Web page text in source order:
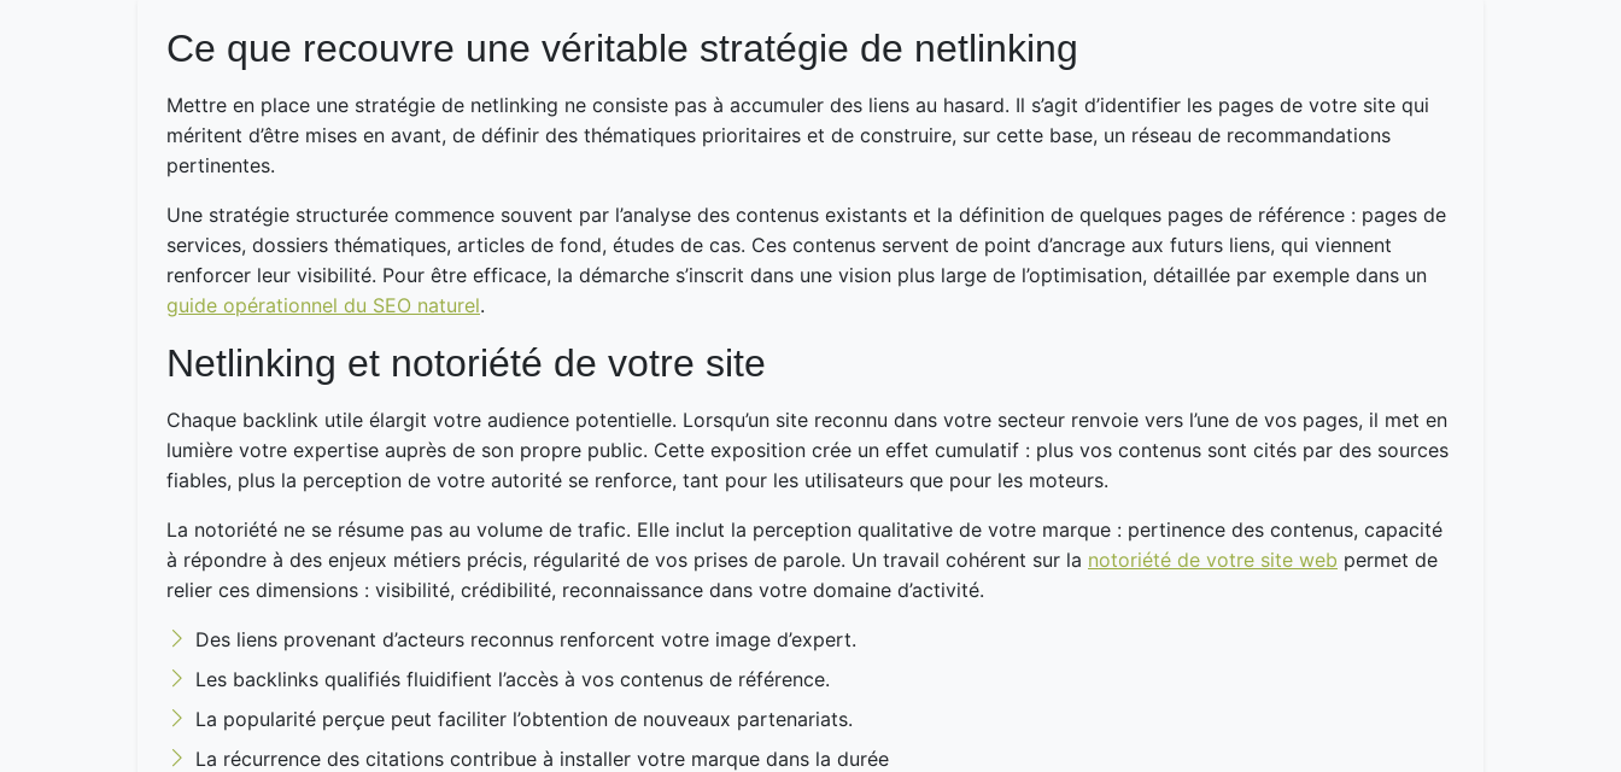
Ce que recouvre une véritable stratégie de netlinking
Mettre en place une stratégie de netlinking ne consiste pas à accumuler des liens au hasard. Il s’agit d’identifier les pages de votre site qui
méritent d’être mises en avant, de définir des thématiques prioritaires et de construire, sur cette base, un réseau de recommandations
pertinentes.
Une stratégie structurée commence souvent par l’analyse des contenus existants et la définition de quelques pages de référence : pages de
services, dossiers thématiques, articles de fond, études de cas. Ces contenus servent de point d’ancrage aux futurs liens, qui viennent
renforcer leur visibilité. Pour être efficace, la démarche s’inscrit dans une vision plus large de l’optimisation, détaillée par exemple dans un
guide opérationnel du SEO naturel.
Netlinking et notoriété de votre site
Chaque backlink utile élargit votre audience potentielle. Lorsqu’un site reconnu dans votre secteur renvoie vers l’une de vos pages, il met en
lumière votre expertise auprès de son propre public. Cette exposition crée un effet cumulatif : plus vos contenus sont cités par des sources
fiables, plus la perception de votre autorité se renforce, tant pour les utilisateurs que pour les moteurs.
La notoriété ne se résume pas au volume de trafic. Elle inclut la perception qualitative de votre marque : pertinence des contenus, capacité
à répondre à des enjeux métiers précis, régularité de vos prises de parole. Un travail cohérent sur la notoriété de votre site web permet de
relier ces dimensions : visibilité, crédibilité, reconnaissance dans votre domaine d’activité.
Des liens provenant d’acteurs reconnus renforcent votre image d’expert.
Les backlinks qualifiés fluidifient l’accès à vos contenus de référence.
La popularité perçue peut faciliter l’obtention de nouveaux partenariats.
La récurrence des citations contribue à installer votre marque dans la durée